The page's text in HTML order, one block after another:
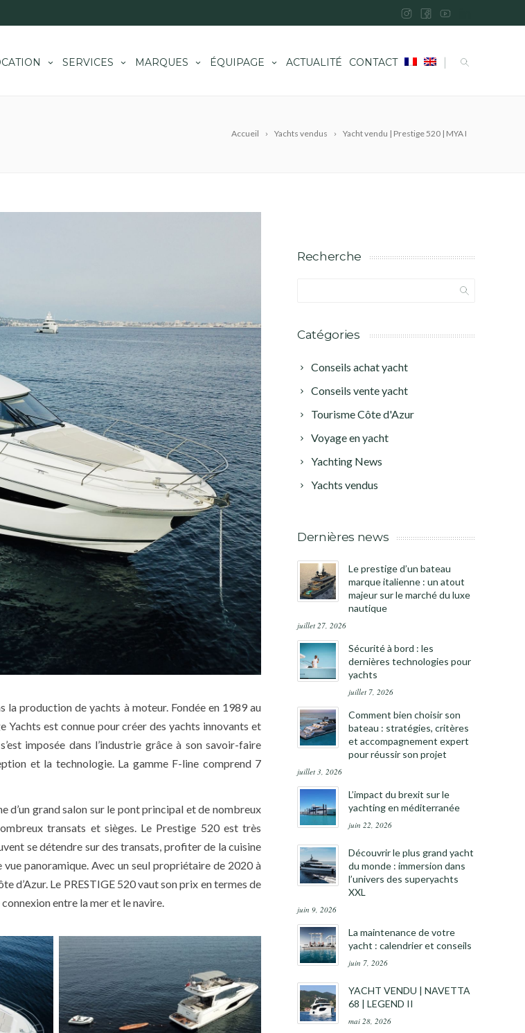
SERVICES MARQUES ÉQUIPAGE ACTUALITÉ CONTACT |
Accueil Yachts vendus Yacht vendu | Prestige 520 | MYA I
la production de yachts à moteur. Fondée en 1989 au
Yachts est connue pour créer des yachts innovants et
imposée dans l’industrie grâce à son savoir-faire
et la technologie. La gamme F-line comprend 7
d’un grand salon sur le pont principal et de nombreux
transats et sièges. Le Prestige 520 est très
se détendre sur des transats, profiter de la cuisine
panoramique. Avec un seul propriétaire de 2020 à
d’Azur. Le PRESTIGE 520 vaut son prix en termes de
entre la mer et le navire.
Recherche
Catégories
Conseils achat yacht
Conseils vente yacht
Tourisme Côte d'Azur
Voyage en yacht
Yachting News
Yachts vendus
Dernières news
Le prestige d’un bateau
marque italienne : un atout
majeur sur le marché du luxe
nautique
juillet 27, 2026
Sécurité à bord : les
dernières technologies pour
yachts
juillet 7, 2026
Comment bien choisir son
bateau : stratégies, critères
et accompagnement expert
pour réussir son projet
juillet 3, 2026
L’impact du brexit sur le
yachting en méditerranée
juin 22, 2026
Découvrir le plus grand yacht
du monde : immersion dans
l’univers des superyachts
XXL
juin 9, 2026
La maintenance de votre
yacht : calendrier et conseils
juin 7, 2026
YACHT VENDU | NAVETTA
68 | LEGEND II
mai 28, 2026